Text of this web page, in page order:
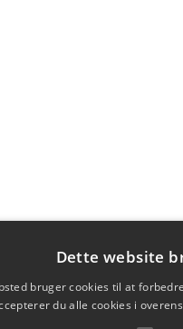
Dette website
bruger cookies til at
du alle cookies i